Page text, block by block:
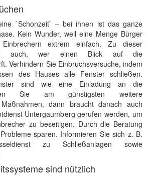
`Schonzeit` – bei ihnen ist das ganze
Kein Wunder, weil eine Menge Bürger
extrem einfach. Zu dieser
auch, wer einen Blick auf die
Verhindern Sie Einbruchsversuche, indem
des Hauses alle Fenster schließen.
sind wie eine Einladung an die
Sie am günstigsten weitere
dann braucht danach auch
Untergaumberg gerufen werden, um
zu beseitigen. Durch die Beratung
sparen. Informieren Sie sich z. B.
zu Schließanlagen sowie
sind nützlich